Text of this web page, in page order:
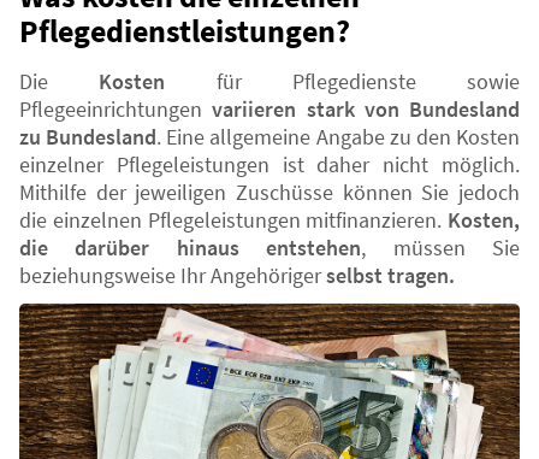
Pflegedienstleistungen?
Die Kosten für Pflegedienste sowie
Pflegeeinrichtungenvariieren stark von Bundesland
zu Bundesland. Eine allgemeine Angabe zu den Kosten
einzelner Pflegeleistungen ist daher nicht möglich.
Mithilfe der jeweiligen Zuschüsse können Sie jedoch
die einzelnen Pflegeleistungen mitfinanzieren. Kosten,
die darüber hinaus entstehen, müssen Sie
beziehungsweise Ihr Angehörigerselbst tragen.